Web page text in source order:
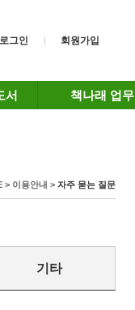
로그인 회원가입
서 책나래 업무
> 이용안내 > 자주 묻는 질문
기타